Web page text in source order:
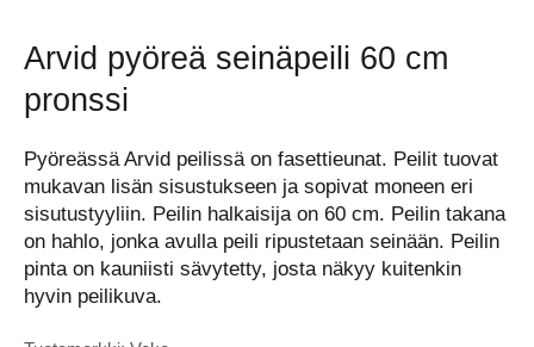
Arvid pyöreä seinäpeili 60 cm
pronssi
Pyöreässä Arvid peilissä on fasettieunat. Peilit tuovat
mukavan lisän sisustukseen ja sopivat moneen eri
sisutustyyliin. Peilin halkaisija on 60 cm. Peilin takana
on hahlo, jonka avulla peili ripustetaan seinään. Peilin
pinta on kauniisti sävytetty, josta näkyy kuitenkin
hyvin peilikuva.